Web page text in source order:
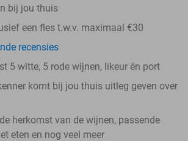
bij jou thuis
een fles t.w.v. maximaal €30
recensies
5 witte, 5 rode wijnen, likeur én port
komt bij jou thuis uitleg geven over
herkomst van de wijnen, passende
eten en nog veel meer